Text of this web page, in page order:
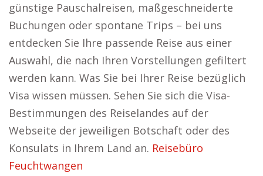
günstige Pauschalreisen, maßgeschneiderte
Buchungen oder spontane Trips – bei uns
entdecken Sie Ihre passende Reise aus einer
Auswahl, die nach Ihren Vorstellungen gefiltert
werden kann. Was Sie bei Ihrer Reise bezüglich
Visa wissen müssen. Sehen Sie sich die Visa-
Bestimmungen des Reiselandes auf der
Webseite der jeweiligen Botschaft oder des
Konsulats in Ihrem Land an. Reisebüro
Feuchtwangen